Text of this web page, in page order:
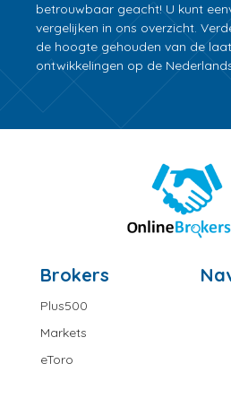
betrouwbaar geacht! U kunt
vergelijken in ons overzicht.
de hoogte gehouden van de
ontwikkelingen op de
Brokers
Plus500
Markets
eToro